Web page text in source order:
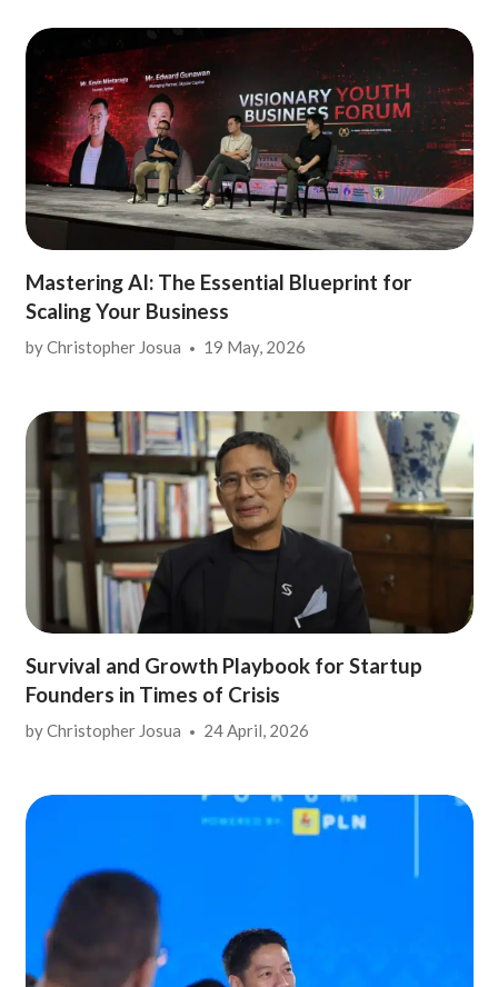
Mastering AI: The Essential Blueprint for
Scaling Your Business
byChristopher Josua 19 May, 2026
Survival and Growth Playbook for Startup
Founders in Times of Crisis
byChristopher Josua 24 April, 2026